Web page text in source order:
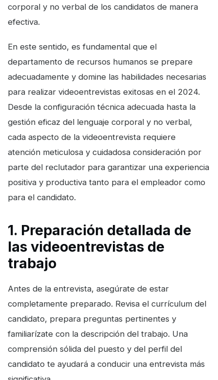
corporal y no verbal de los candidatos de manera
efectiva.
En este sentido, es fundamental que el
departamento de recursos humanos se prepare
adecuadamente y domine las habilidades necesarias
para realizar videoentrevistas exitosas en el 2024.
Desde la configuración técnica adecuada hasta la
gestión eficaz del lenguaje corporal y no verbal,
cada aspecto de la videoentrevista requiere
atención meticulosa y cuidadosa consideración por
parte del reclutador para garantizar una experiencia
positiva y productiva tanto para el empleador como
para el candidato.
1. Preparación detallada de
las videoentrevistas de
trabajo
Antes de la entrevista, asegúrate de estar
completamente preparado. Revisa el currículum del
candidato, prepara preguntas pertinentes y
familiarízate con la descripción del trabajo. Una
comprensión sólida del puesto y del perfil del
candidato te ayudará a conducir una entrevista más